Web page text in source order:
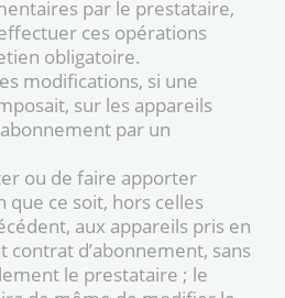
par le prestataire,
ces opérations
obligatoire.
modifications, si une
sur les appareils
par un
ou de faire apporter
ce soit, hors celles
aux appareils pris en
contrat d’abonnement, sans
le prestataire ; le